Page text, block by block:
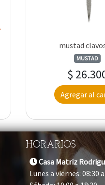
mustad
MUSTAD
$
Agregar al
HORARIOS
Casa Matriz
Lunes a viernes: 08:30